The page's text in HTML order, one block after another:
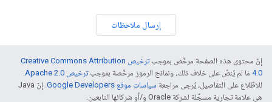
إرسال ملاحظات
إنّ محتوى هذه الصفحة مرخّص بموجب
ترخيص Creative Commons Attribution
4.0‏ ما لم يُنصّ على خلاف ذلك، ونماذج الرموز مرخّصة بموجبترخيص Apache 2.0‏
.
للاطّلاع على التفاصيل، يُرجى مراجعة سياسات موقع Google Developers‏
. إنّ Java
هي علامة تجارية مسجَّلة لشركة Oracle و/أو شركائها التابعين.